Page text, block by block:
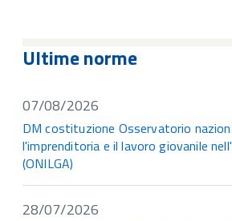
Ultime norme
07/08/2026
DM costituzione Osservatorio
l'imprenditoria e il lavoro giovanile
(ONILGA)
28/07/2026